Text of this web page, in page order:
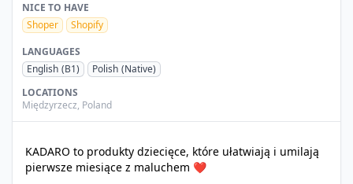
NICE TO HAVE
Shoper
Shopify
LANGUAGES
English (B1) Polish (Native)
LOCATIONS
Międzyrzecz, Poland
KADARO to produkty dziecięce, które ułatwiają i umilają
pierwsze miesiące z maluchem ❤️